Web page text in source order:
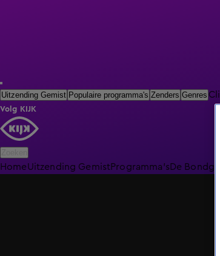
Uitzending Gemist Populaire programma's Zenders Genres
Volg KIJK
HomeUitzending GemistProgramma's De